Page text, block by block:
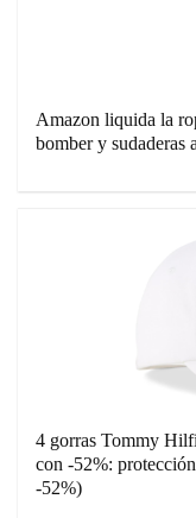
Amazon liquida la
bomber y sudaderas
4 gorras Tommy
con -52%:
-52%)